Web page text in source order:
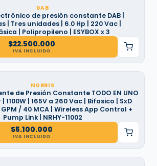
DAB
de presión constante DAB |
| Tres unidades | 6.0 Hp | 220 Vac |
| Polipropileno | ESYBOX x 3
$22.500.000
IVA INCLUIDO
NORRIS
de Presión Constante TODO EN UNO
1100W | 165V a 260 Vac | Bifasico | SxD
GPM / 40 MCA | Wireless App Control +
Pump Link | NRHY-11002
$5.100.000
IVA INCLUIDO